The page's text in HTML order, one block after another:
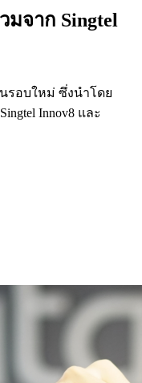
มจาก Singtel
นรอบใหม่ ซึ่งนำโดย
Innov8 และ